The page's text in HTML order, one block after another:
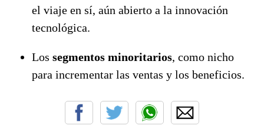
el viaje en sí, aún abierto a la innovación
tecnológica.
Los segmentos minoritarios, como nicho
para incrementar las ventas y los beneficios.